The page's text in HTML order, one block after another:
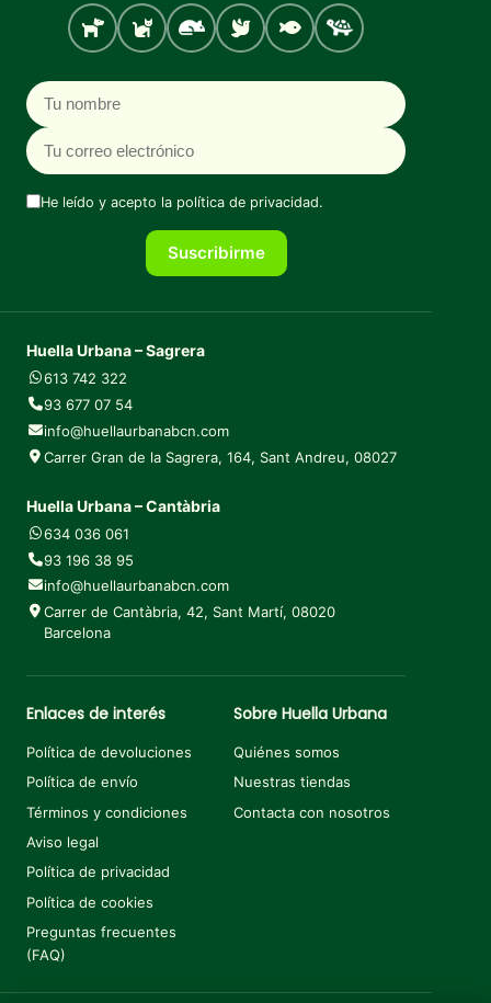
Perro Gato Roedores
Aves PecesTortugas
Nombre
Correo electrónico
He leído y acepto la política de privacidad.
Suscribirme
Huella Urbana – Sagrera
613 742 322
93 677 07 54
info@huellaurbanabcn.com
Carrer Gran de la Sagrera, 164, Sant Andreu, 08027
Huella Urbana – Cantàbria
634 036 061
93 196 38 95
info@huellaurbanabcn.com
Carrer de Cantàbria, 42, Sant Martí, 08020
Barcelona
Enlaces de interés
Política de devoluciones
Política de envío
Términos y condiciones
Aviso legal
Política de privacidad
Política de cookies
Preguntas frecuentes
(FAQ)
Sobre Huella Urbana
Quiénes somos
Nuestras tiendas
Contacta con nosotros